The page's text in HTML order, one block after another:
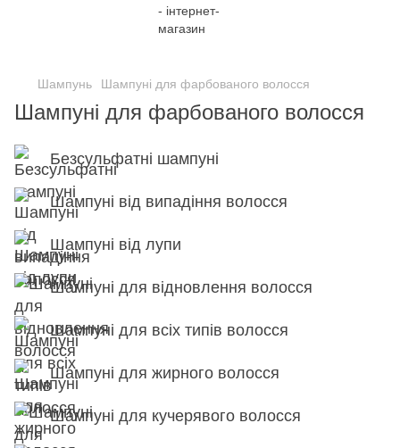
Шампунь Шампуні для фарбованого волосся
Шампуні для фарбованого волосся
Безсульфатні шампуні
Шампуні від випадіння волосся
Шампуні від лупи
Шампуні для відновлення волосся
Шампуні для всіх типів волосся
Шампуні для жирного волосся
Шампуні для кучерявого волосся